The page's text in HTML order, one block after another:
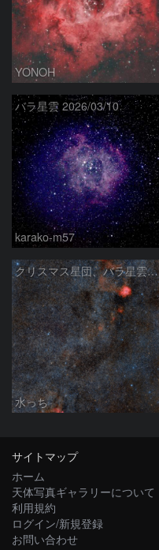
YONOH
バラ星雲 2026/03/10
karako-m57
クリスマス星団、バラ星雲からかもめ星雲付近の星空
水っち
サイトマップ
ホーム
天体写真ギャラリーについて
利用規約
ログイン/新規登録
お問い合わせ